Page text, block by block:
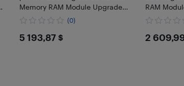
Memory RAM Module Upgrade
Kit Compatible with PowerEdge
(0)
$5193.87
5 193,87 $
RAM
MX760C
2